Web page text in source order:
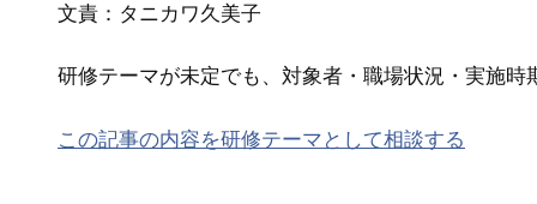
文責：タニカワ久美子
研修テーマが未定でも、対象者・職場状況・実施時
この記事の内容を研修テーマとして相談する